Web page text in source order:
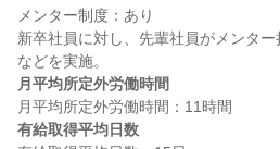
メンター制度：あり
新卒社員に対し、先輩社員がメンタ
月平均所定外労働時間
有給取得平均日数